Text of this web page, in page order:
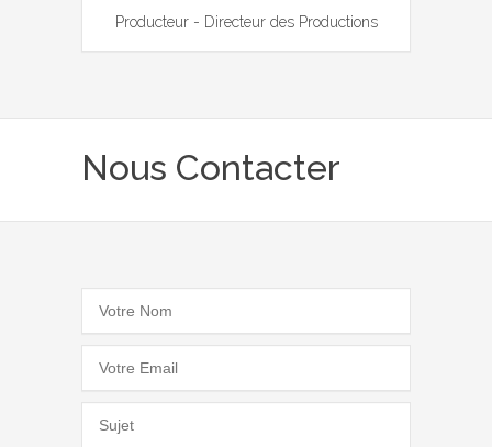
Producteur - Directeur des Productions
Nous Contacter